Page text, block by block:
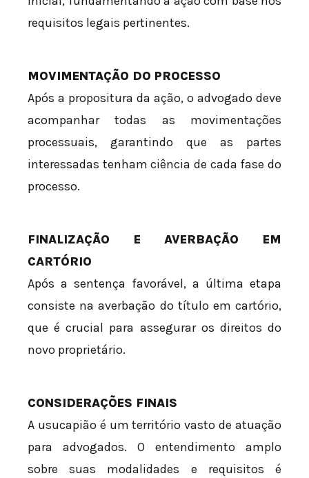
requisitos legais pertinentes.
MOVIMENTAÇÃO DO PROCESSO
Após a propositura da ação, o advogado deve
acompanhar todas as movimentações
processuais, garantindo que as partes
interessadas tenham ciência de cada fase do
processo.
FINALIZAÇÃO E AVERBAÇÃO EM
CARTÓRIO
Após a sentença favorável, a última etapa
consiste na averbação do título em cartório,
que é crucial para assegurar os direitos do
novo proprietário.
CONSIDERAÇÕES FINAIS
A usucapião é um território vasto de atuação
para advogados. O entendimento amplo
sobre suas modalidades e requisitos é